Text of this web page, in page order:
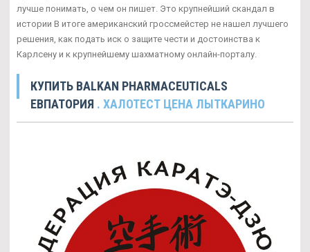
лучше понимать, о чем он пишет. Это крупнейший скандал в
истории В итоге американский гроссмейстер не нашел лучшего
решения, как подать иск о защите чести и достоинства к
Карлсену и к крупнейшему шахматному онлайн-порталу.
КУПИТЬ BALKAN PHARMACEUTICALS
ЕВПАТОРИЯ . ХАЛОТЕСТ ЦЕНА ЛЫТКАРИНО